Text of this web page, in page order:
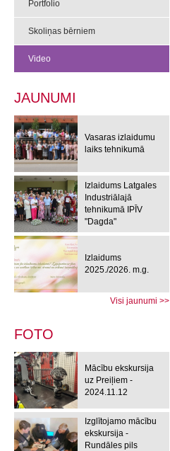
Portfolio
Skoliņas bērniem
Video
JAUNUMI
Vasaras izlaidumu
laiks tehnikumā
Izlaidums Latgales
Industriālajā
tehnikumā IPĪV
"Dagda"
Izlaidums
2025./2026. m.g.
Visi jaunumi >>
FOTO
Mācību ekskursija
uz Preiļiem -
2024.11.12
Izglītojamo mācību
ekskursija -
Rundāles pils